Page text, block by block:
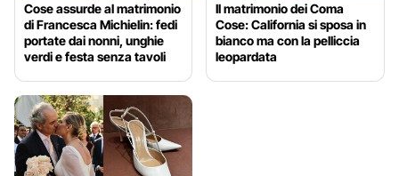
Cose assurde al matrimonio
di Francesca Michielin: fedi
portate dai nonni, unghie
verdi e festa senza tavoli
Il matrimonio dei Coma
Cose: California si sposa in
bianco ma con la pelliccia
leopardata